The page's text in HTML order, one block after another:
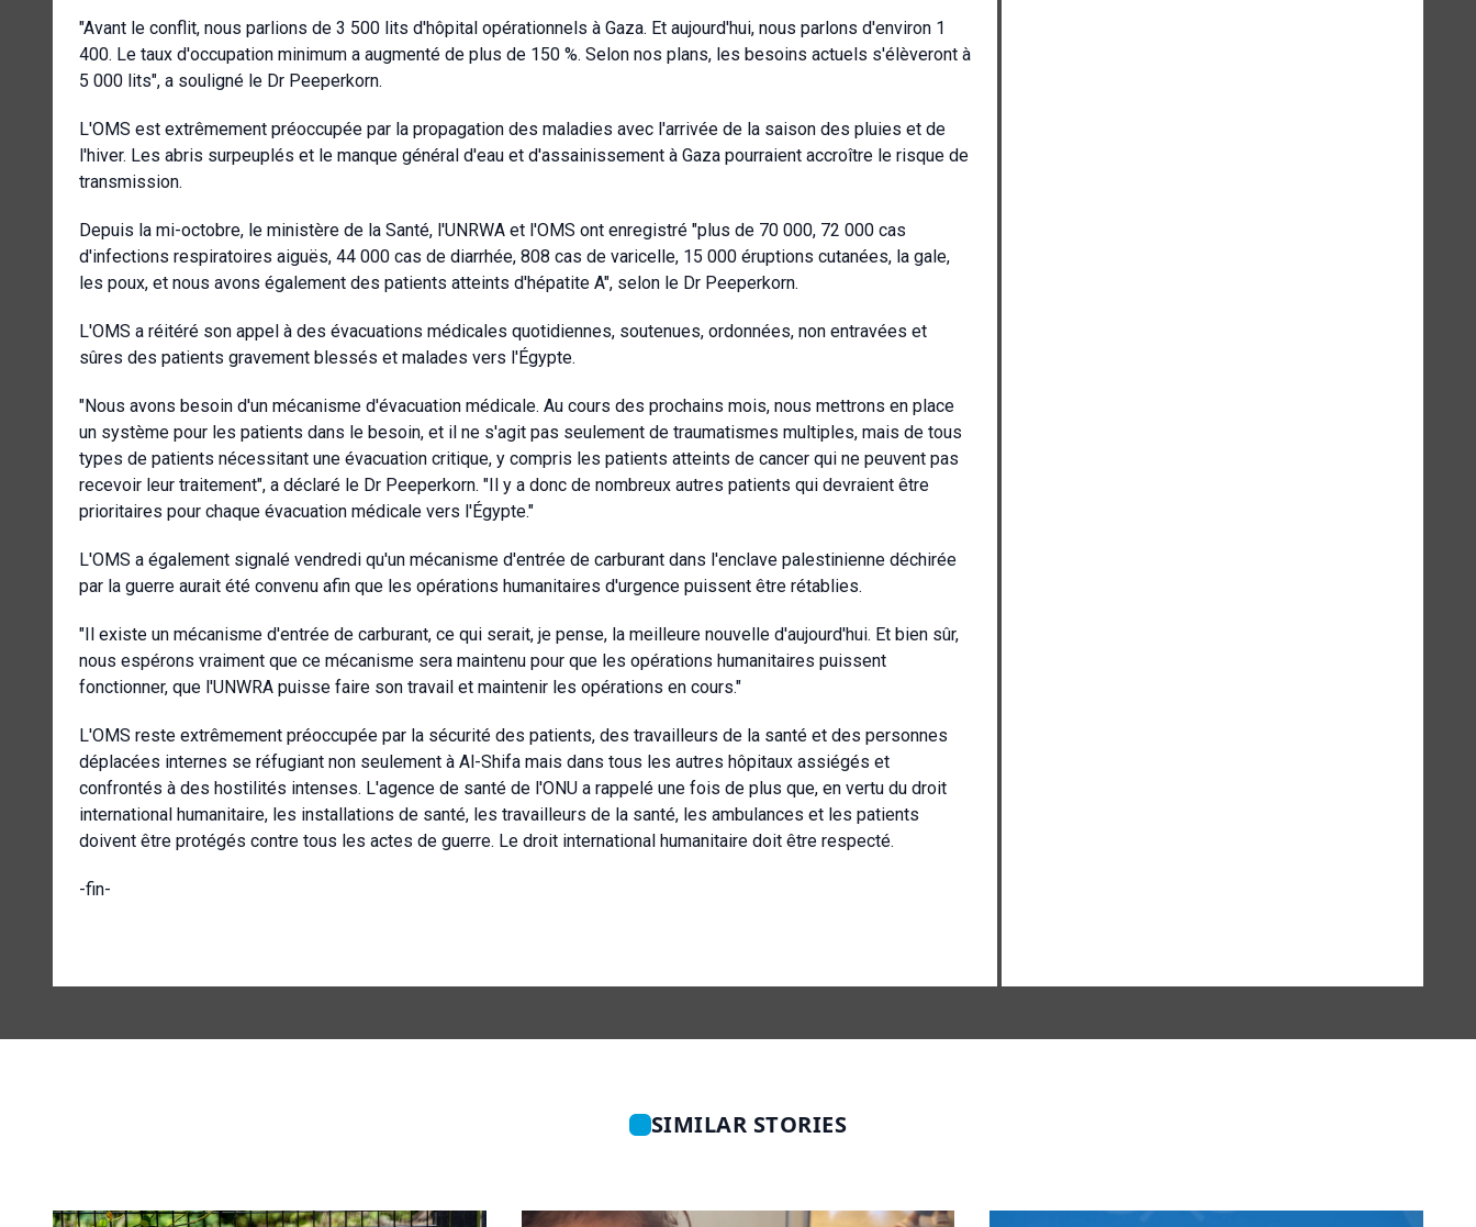
"Avant le conflit, nous parlions de 3 500 lits d'hôpital opérationnels à Gaza. Et aujourd'hui, nous parlons d'environ 1
400. Le taux d'occupation minimum a augmenté de plus de 150 %. Selon nos plans, les besoins actuels s'élèveront à
5 000 lits", a souligné le Dr Peeperkorn.
L'OMS est extrêmement préoccupée par la propagation des maladies avec l'arrivée de la saison des pluies et de
l'hiver. Les abris surpeuplés et le manque général d'eau et d'assainissement à Gaza pourraient accroître le risque de
transmission.
Depuis la mi-octobre, le ministère de la Santé, l'UNRWA et l'OMS ont enregistré "plus de 70 000, 72 000 cas
d'infections respiratoires aiguës, 44 000 cas de diarrhée, 808 cas de varicelle, 15 000 éruptions cutanées, la gale,
les poux, et nous avons également des patients atteints d'hépatite A", selon le Dr Peeperkorn.
L'OMS a réitéré son appel à des évacuations médicales quotidiennes, soutenues, ordonnées, non entravées et
sûres des patients gravement blessés et malades vers l'Égypte.
"Nous avons besoin d'un mécanisme d'évacuation médicale. Au cours des prochains mois, nous mettrons en place
un système pour les patients dans le besoin, et il ne s'agit pas seulement de traumatismes multiples, mais de tous
types de patients nécessitant une évacuation critique, y compris les patients atteints de cancer qui ne peuvent pas
recevoir leur traitement", a déclaré le Dr Peeperkorn. "Il y a donc de nombreux autres patients qui devraient être
prioritaires pour chaque évacuation médicale vers l'Égypte."
L'OMS a également signalé vendredi qu'un mécanisme d'entrée de carburant dans l'enclave palestinienne déchirée
par la guerre aurait été convenu afin que les opérations humanitaires d'urgence puissent être rétablies.
"Il existe un mécanisme d'entrée de carburant, ce qui serait, je pense, la meilleure nouvelle d'aujourd'hui. Et bien sûr,
nous espérons vraiment que ce mécanisme sera maintenu pour que les opérations humanitaires puissent
fonctionner, que l'UNWRA puisse faire son travail et maintenir les opérations en cours."
L'OMS reste extrêmement préoccupée par la sécurité des patients, des travailleurs de la santé et des personnes
déplacées internes se réfugiant non seulement à Al-Shifa mais dans tous les autres hôpitaux assiégés et
confrontés à des hostilités intenses. L'agence de santé de l'ONU a rappelé une fois de plus que, en vertu du droit
international humanitaire, les installations de santé, les travailleurs de la santé, les ambulances et les patients
doivent être protégés contre tous les actes de guerre. Le droit international humanitaire doit être respecté.
-fin-
SIMILAR STORIES